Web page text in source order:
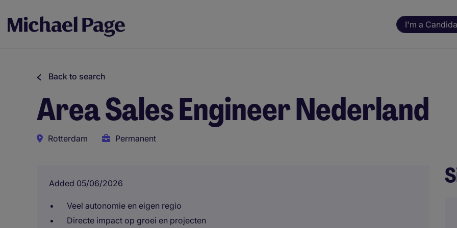
I'm a
Back to search
Area Sales Engineer Nederland
Rotterdam Permanent
Added 05/06/2026
Veel autonomie en eigen regio
Directe impact op groei en projecten